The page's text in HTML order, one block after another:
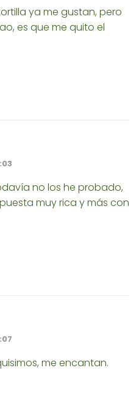
ya me gustan, pero
es que me quito el
no los he probado,
muy rica y más con
me encantan.